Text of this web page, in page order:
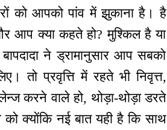
को आपको पांव में झुकाना है। है
आप क्या कहते हो? मुश्किल है या
ने ड्रामानुसार आप सबको
तो प्रवृत्ति में रहते भी निवृत्त,
करने वाले हो, थोड़ा-थोड़ा डरते
क्योंकि नई बात यही है कि साथ